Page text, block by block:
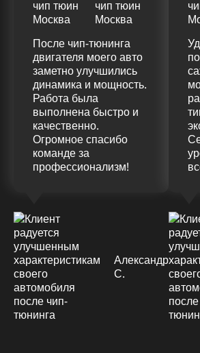
После чип-тюнинга
двигателя моего авто
заметно улучшились
динамика и мощность.
Работа была
выполнена быстро и
качественно.
Огромное спасибо
команде за
профессионализм!
Александр
С.